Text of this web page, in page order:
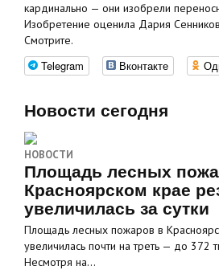
кардинально — они изобрели
Изобретение оценила Дария
Смотрите.
Telegram Вконтакте
Новости сегодня
НОВОСТИ
Площадь лесных
Красноярском крае
увеличилась за сутки
Площадь лесных пожаров в
увеличилась почти на треть — до 372
Несмотря на…